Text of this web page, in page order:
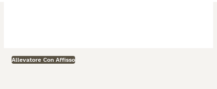
Allevatore Con Affisso
1 mese Forlì